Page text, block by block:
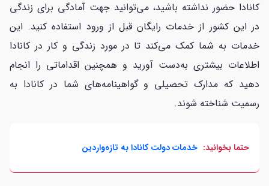
کانادا حضور نداشته باشید، می‌توانید جهت آمادگی برای زندگی
در این کشور از خدمات رایگان قبل از ورود استفاده کنید. این
خدمات به شما کمک می‌کند تا در مورد زندگی و کار در کانادا
اطلاعات بیشتری به‌دست آورید و همچنین اقداماتی را انجام
دهید که مدارک تحصیلی و گواهینامه‌های شما در کانادا به
رسمیت شناخته شوند.
حتما بخوانید: خدمات دولت کانادا به تازه‌واردین